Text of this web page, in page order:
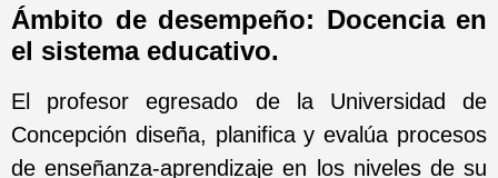
Ámbito de desempeño: Docencia en
el sistema educativo.
El profesor egresado de la Universidad de
Concepción diseña, planifica y evalúa procesos
de enseñanza-aprendizaje en los niveles de su